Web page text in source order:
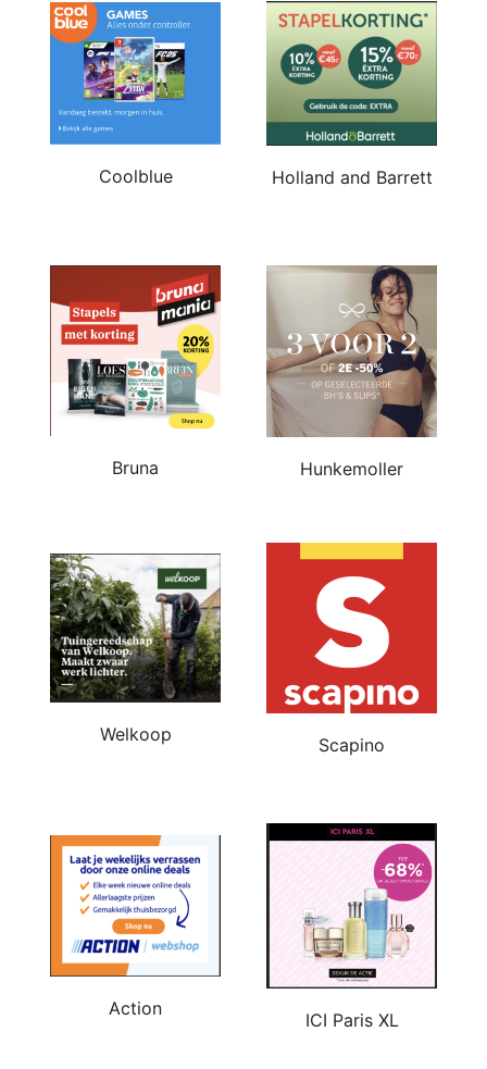
Coolblue Holland and Barrett
Bruna Hunkemoller
Welkoop
Scapino
Action
ICI Paris XL